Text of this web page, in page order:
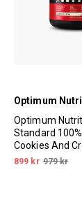
Optimum
Optimum
Standard
Cookies And
899 kr 979 kr